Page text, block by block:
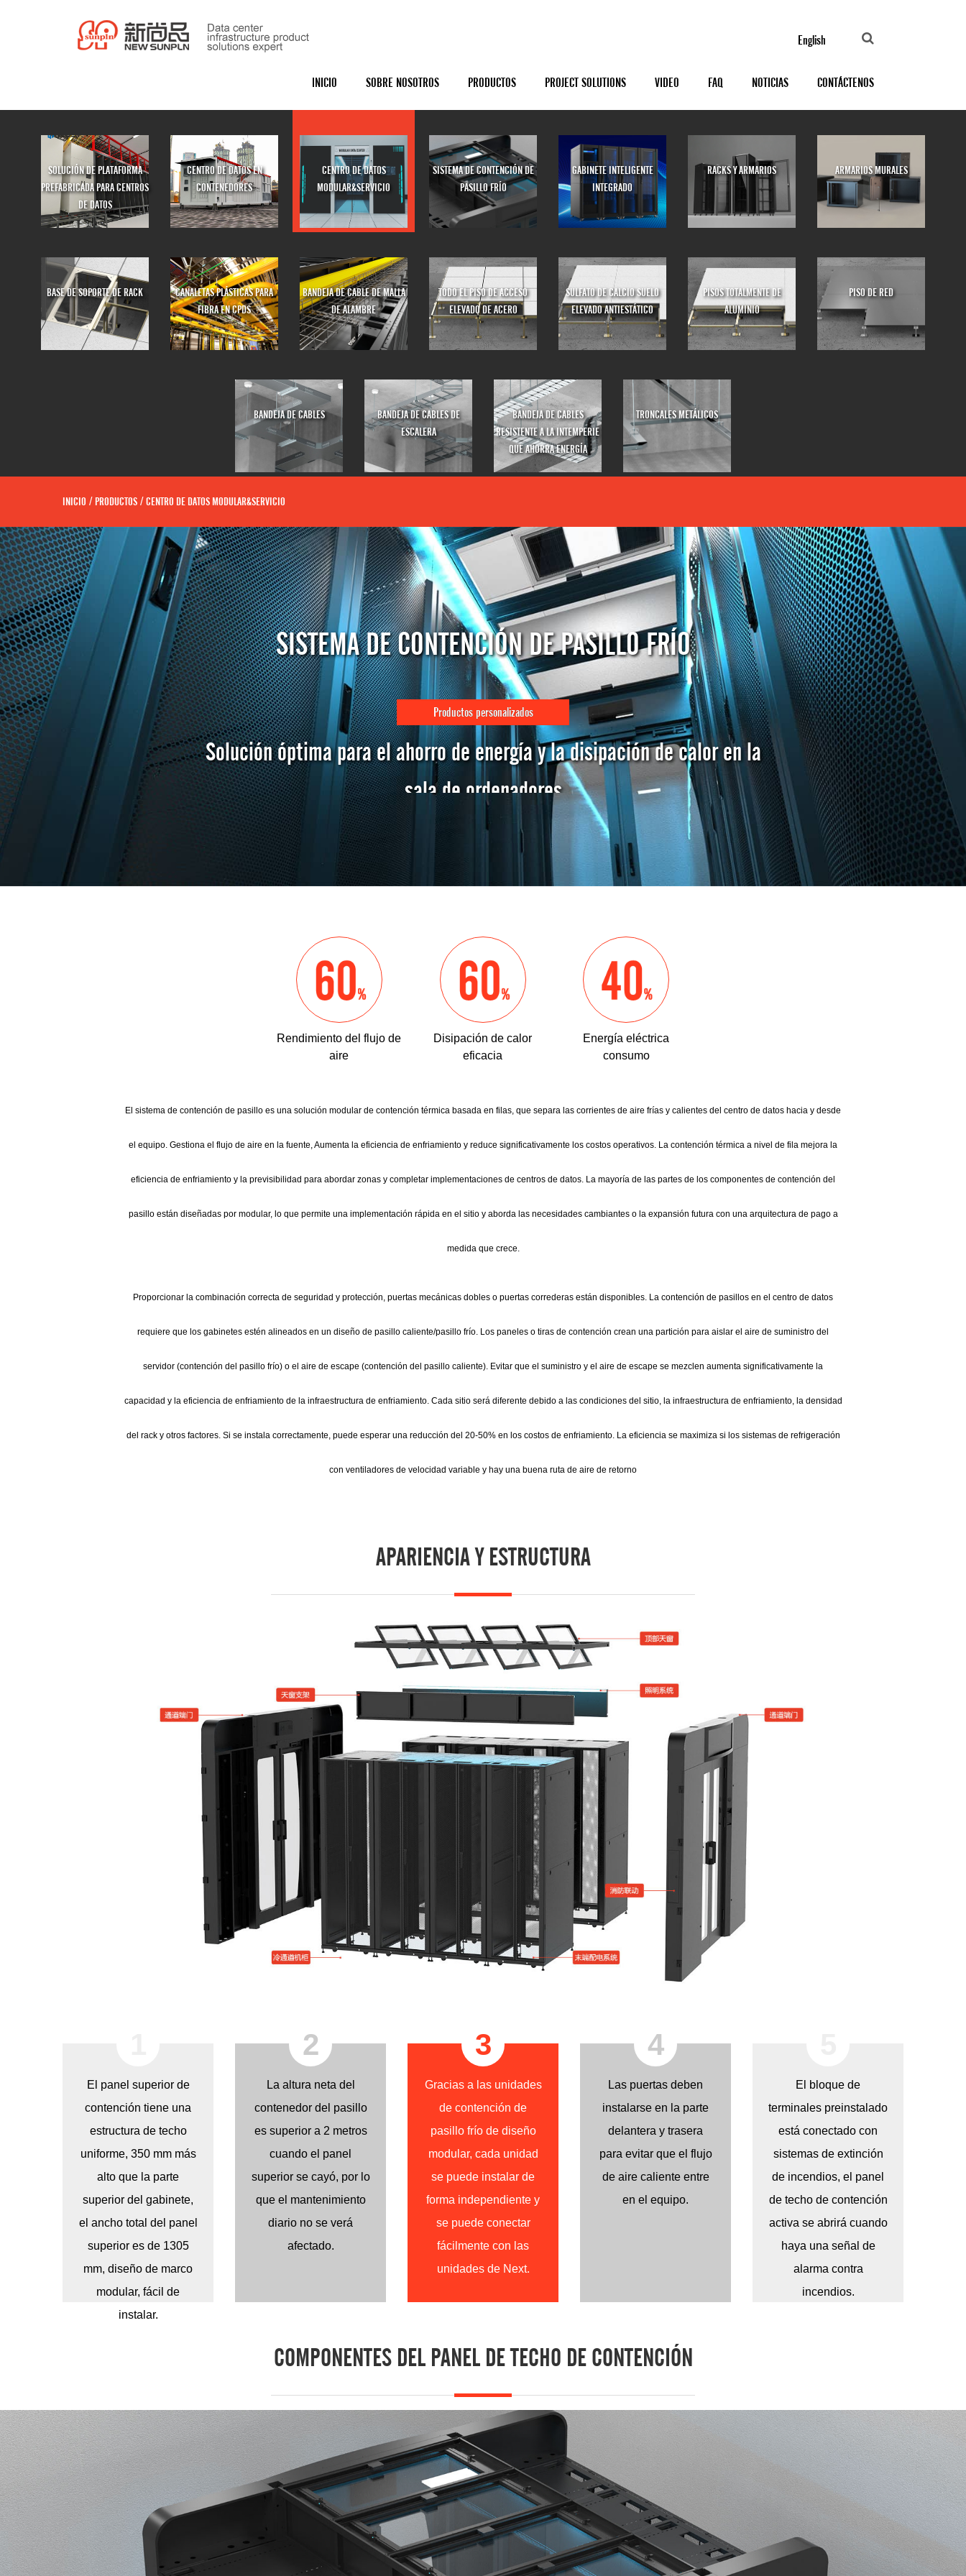
English
INICIO SOBRE NOSOTROS PRODUCTOS PROJECT SOLUTIONS VIDEO FAQ NOTICIAS CONTÁCTENOS
SOLUCIÓN DE PLATAFORMA
PREFABRICADA PARA CENTROS
DE DATOS
CENTRO DE DATOS EN
CONTENEDORES
CENTRO DE DATOS
MODULAR&SERVICIO
SISTEMA DE CONTENCIÓN DE
PASILLO FRÍO
GABINETE INTELIGENTE
INTEGRADO
RACKS Y ARMARIOS ARMARIOS MURALES
BASE DE SOPORTE DE RACK
CANALETAS PLÁSTICAS PARA
FIBRA EN CPDS
BANDEJA DE CABLE DE MALLA
DE ALAMBRE
TODO EL PISO DE ACCESO
ELEVADO DE ACERO
SULFATO DE CALCIO SUELO
ELEVADO ANTIESTÁTICO
PISOS TOTALMENTE DE
ALUMINIO
PISO DE RED
BANDEJA DE CABLES
BANDEJA DE CABLES DE
ESCALERA
BANDEJA DE CABLES
RESISTENTE A LA INTEMPERIE
QUE AHORRA ENERGÍA
TRONCALES METÁLICOS
INICIO / PRODUCTOS /CENTRO DE DATOS MODULAR&SERVICIO
SISTEMA DE CONTENCIÓN DE PASILLO FRÍO
Productos personalizados
Solución óptima para el ahorro de energía y la disipación de calor en la
sala de ordenadores
Rendimiento del flujo de
aire
Disipación de calor
eficacia
Energía eléctrica
consumo
El sistema de contención de pasillo es una solución modular de contención térmica basada en filas, que separa las corrientes de aire frías y calientes del centro de datos hacia y desde
el equipo. Gestiona el flujo de aire en la fuente, Aumenta la eficiencia de enfriamiento y reduce significativamente los costos operativos. La contención térmica a nivel de fila mejora la
eficiencia de enfriamiento y la previsibilidad para abordar zonas y completar implementaciones de centros de datos. La mayoría de las partes de los componentes de contención del
pasillo están diseñadas por modular, lo que permite una implementación rápida en el sitio y aborda las necesidades cambiantes o la expansión futura con una arquitectura de pago a
medida que crece.
Proporcionar la combinación correcta de seguridad y protección, puertas mecánicas dobles o puertas correderas están disponibles. La contención de pasillos en el centro de datos
requiere que los gabinetes estén alineados en un diseño de pasillo caliente/pasillo frío. Los paneles o tiras de contención crean una partición para aislar el aire de suministro del
servidor (contención del pasillo frío) o el aire de escape (contención del pasillo caliente). Evitar que el suministro y el aire de escape se mezclen aumenta significativamente la
capacidad y la eficiencia de enfriamiento de la infraestructura de enfriamiento. Cada sitio será diferente debido a las condiciones del sitio, la infraestructura de enfriamiento, la densidad
del rack y otros factores. Si se instala correctamente, puede esperar una reducción del 20-50% en los costos de enfriamiento. La eficiencia se maximiza si los sistemas de refrigeración
con ventiladores de velocidad variable y hay una buena ruta de aire de retorno
APARIENCIA Y ESTRUCTURA
El panel superior de
contención tiene una
estructura de techo
uniforme, 350 mm más
alto que la parte
superior del gabinete,
el ancho total del panel
superior es de 1305
mm, diseño de marco
modular, fácil de
instalar.
2
La altura neta del
contenedor del pasillo
es superior a 2 metros
cuando el panel
superior se cayó, por lo
que el mantenimiento
diario no se verá
afectado.
3
Gracias a las unidades
de contención de
pasillo frío de diseño
modular, cada unidad
se puede instalar de
forma independiente y
se puede conectar
fácilmente con las
unidades de Next.
4
Las puertas deben
instalarse en la parte
delantera y trasera
para evitar que el flujo
de aire caliente entre
en el equipo.
El bloque de
terminales preinstalado
está conectado con
sistemas de extinción
de incendios, el panel
de techo de contención
activa se abrirá cuando
haya una señal de
alarma contra
incendios.
COMPONENTES DEL PANEL DE TECHO DE CONTENCIÓN